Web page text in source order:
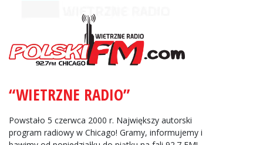
“WIETRZNE RADIO”
Powstało 5 czerwca 2000 r. Największy autorski
program radiowy w Chicago! Gramy, informujemy i